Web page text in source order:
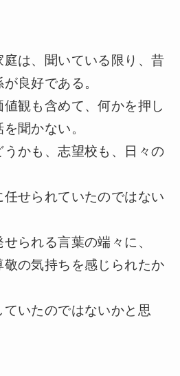
庭は、聞いている限り、昔
良好である。
観も含めて、何かを押し
聞かない。
かも、志望校も、日々の
せられていたのではない
られる言葉の端々に、
敬の気持ちを感じられたか
いたのではないかと思